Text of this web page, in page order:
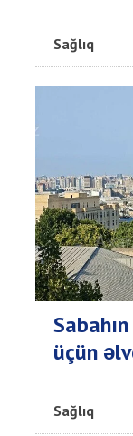
Sağlıq
üçün
Sağlıq